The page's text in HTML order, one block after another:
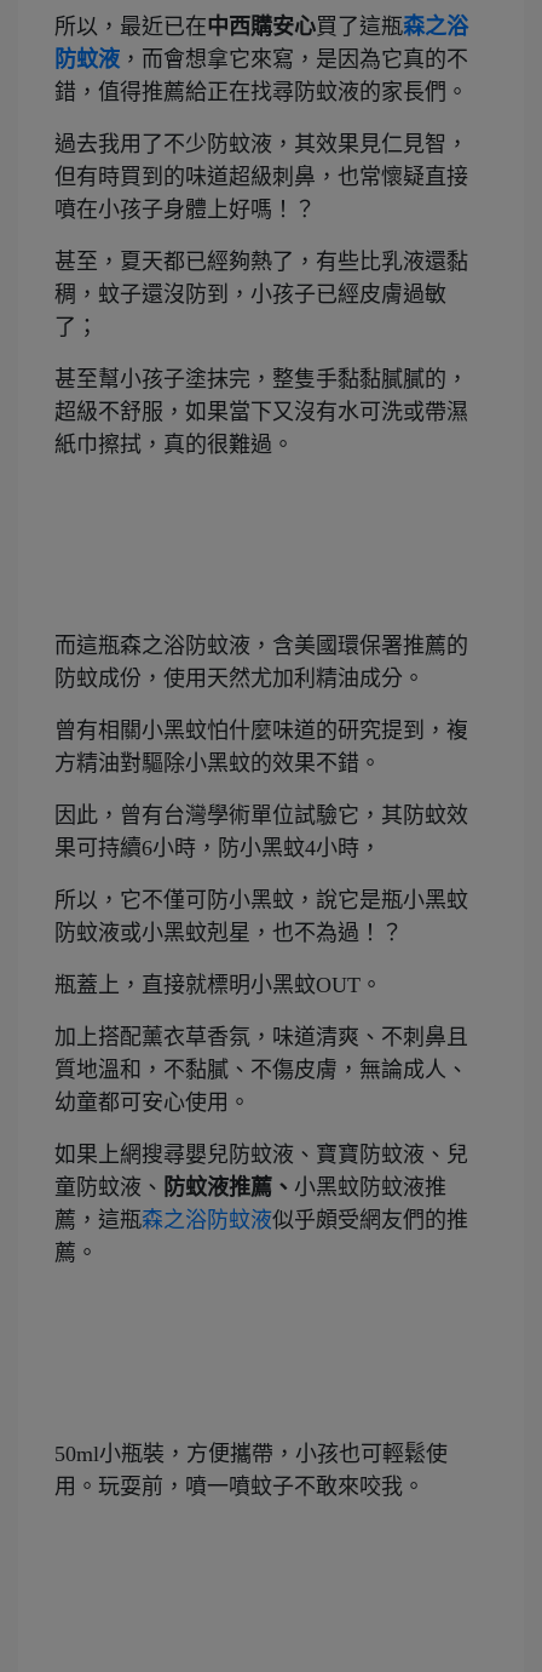
所以，最近已在中西購安心買了這瓶森之浴
防蚊液 ，而會想拿它來寫，是因為它真的不
錯，值得推薦給正在找尋防蚊液的家長們。
過去我用了不少防蚊液，其效果見仁見智，
但有時買到的味道超級刺鼻，也常懷疑直接
噴在小孩子身體上好嗎！？
甚至，夏天都已經夠熱了，有些比乳液還黏
稠，蚊子還沒防到，小孩子已經皮膚過敏
了；
甚至幫小孩子塗抹完，整隻手黏黏膩膩的，
超級不舒服，如果當下又沒有水可洗或帶濕
紙巾擦拭，真的很難過。
而這瓶森之浴防蚊液，含美國環保署推薦的
防蚊成份，使用天然尤加利精油成分。
曾有相關小黑蚊怕什麼味道的研究提到，複
方精油對驅除小黑蚊的效果不錯。
因此，曾有台灣學術單位試驗它，其防蚊效
果可持續6小時，防小黑蚊4小時，
所以，它不僅可防小黑蚊，說它是瓶小黑蚊
防蚊液或小黑蚊剋星，也不為過！？
瓶蓋上，直接就標明小黑蚊OUT。
加上搭配薰衣草香氛，味道清爽、不刺鼻且
質地溫和，不黏膩、不傷皮膚，無論成人、
幼童都可安心使用。
如果上網搜尋嬰兒防蚊液、寶寶防蚊液、兒
童防蚊液、 防蚊液推薦、 小黑蚊防蚊液推
薦，這瓶森之浴防蚊液似乎頗受網友們的推
薦。
50ml小瓶裝，方便攜帶，小孩也可輕鬆使
用。玩耍前，噴一噴蚊子不敢來咬我。